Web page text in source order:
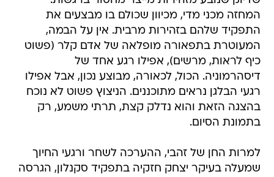
המחזה מכני מדי, מכיוון שכולם בו מבצעים את
התפקיד שלהם בזהירות מרבית. אין על הבמה,
המעוטרת בתפאורה מופלאה של אדם קלר (פשוט
כיף לראות, מרשים), אפילו רגע אחד של
דיסהרמוניה. הכול, לכאורה, מבוצע נכון, אבל אפילו
רגעי הבלגן נראים מתוכננים. הניצוץ פשוט לא נוכח
בהצגה הזאת והוא נדלק קצת, תרתי משמע, רק
בתמונת הסיום.
למרות החן של זהבי, ההערכה לשחר ורגעי החיוך
שמעלה בעיקר יצחק חזקיה בתפקיד סקנלון, הגרסה